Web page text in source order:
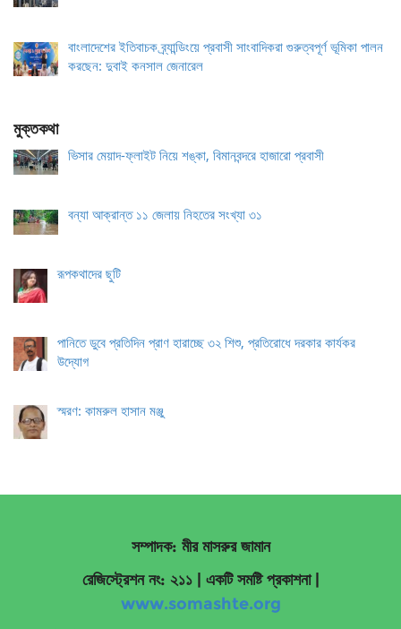
বাংলাদেশের ইতিবাচক ব্র্যান্ডিংয়ে প্রবাসী সাংবাদিকরা গুরুত্বপূর্ণ ভূমিকা পালন
করছেন: দুবাই কনসাল জেনারেল
মুক্তকথা
ভিসার মেয়াদ-ফ্লাইট নিয়ে শঙ্কা, বিমানবন্দরে হাজারো প্রবাসী
বন্যা আক্রান্ত ১১ জেলায় নিহতের সংখ্যা ৩১
রূপকথাদের ছুটি
পানিতে ডুবে প্রতিদিন প্রাণ হারাচ্ছে ৩২ শিশু, প্রতিরোধে দরকার কার্যকর
উদ্যোগ
স্মরণ: কামরুল হাসান মঞ্জু
সম্পাদক: মীর মাসরুর জামান
রেজিস্ট্রেশন নং: ২১১ | একটি সমষ্টি প্রকাশনা
www.somashte.org